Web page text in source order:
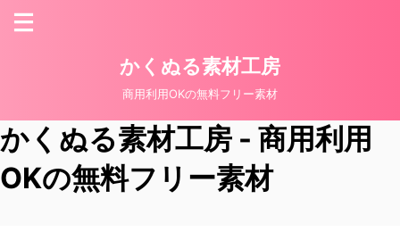
かくぬる素材工房
商用利用OKの無料フリー素材
かくぬる素材工房 - 商用利用
OKの無料フリー素材